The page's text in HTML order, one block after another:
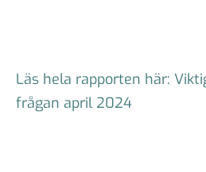
Läs hela rapporten här:
frågan april 2024